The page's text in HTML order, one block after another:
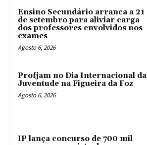
Ensino Secundário arranca a 21
de setembro para aliviar carga
dos professores envolvidos nos
exames
Agosto 6, 2026
Profjam no Dia Internacional da
Juventude na Figueira da Foz
Agosto 6, 2026
IP lança concurso de 700 mil